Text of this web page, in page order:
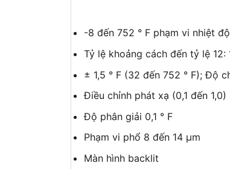
-8 đến 752 ° F phạm vi nhiệt độ
Tỷ lệ khoảng cách đến tỷ lệ 12:
± 1,5 ° F (32 đến 752 ° F); Độ
Điều chỉnh phát xạ (0,1 đến 1,0)
Độ phân giải 0,1 ° F
Phạm vi phổ 8 đến 14 µm
Màn hình backlit